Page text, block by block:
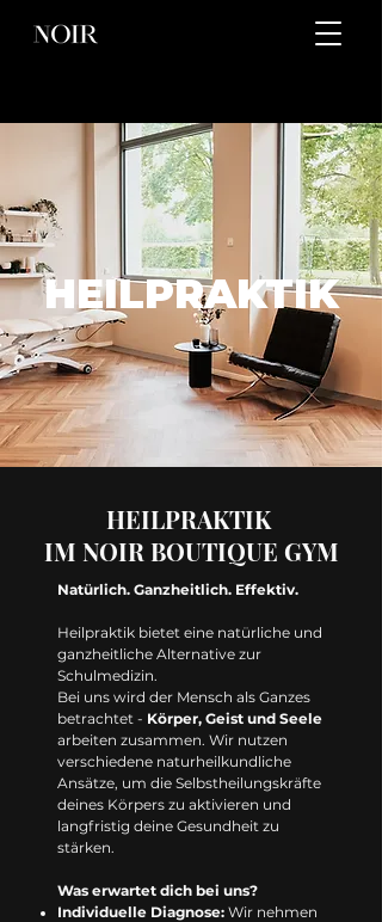
HEILPRAKTIK
HEILPRAKTIK
IM NOIR BOUTIQUE GYM
Natürlich. Ganzheitlich. Effektiv.
Heilpraktik bietet eine natürliche und
ganzheitliche Alternative zur
Schulmedizin.
Bei uns wird der Mensch als Ganzes
betrachtet - Körper, Geist und Seele
arbeiten zusammen. Wir nutzen
verschiedene naturheilkundliche
Ansätze, um die Selbstheilungskräfte
deines Körpers zu aktivieren und
langfristig deine Gesundheit zu
stärken.
Was erwartet dich bei uns?
Individuelle Diagnose: Wir nehmen